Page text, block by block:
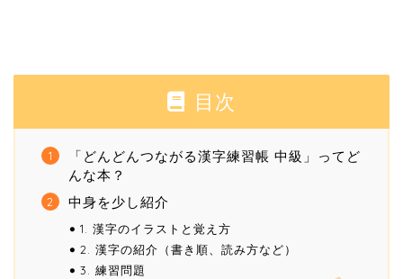
目次
「どんどんつながる漢字練習帳 中級」ってど
んな本？
中身を少し紹介
1. 漢字のイラストと覚え方
2. 漢字の紹介（書き順、読み方など）
3. 練習問題